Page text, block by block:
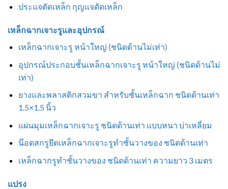
ประแจดัดเหล็ก กุญแจดัดเหล็ก
เหล็กฉากเจาะรูและอุปกรณ์
เหล็กฉากเจาะรู หน้าใหญ่ (ชนิดด้านไม่เท่า)
อุปกรณ์ประกอบชั้นเหล็กฉากเจาะรู หน้าใหญ่ (ชนิดด้านไม่
เท่า)
ยางและพลาสติกสวมขา สำหรับชั้นเหล็กฉาก ชนิดด้านเท่า
1.5×1.5 นิ้ว
แผ่นมุมเหล็กฉากเจาะรู ชนิดด้านเท่า แบบหนา บ่าเหลี่ยม
น๊อตสกรูยึดเหล็กฉากเจาะรูทำชั้นวางของ ชนิดด้านเท่า
เหล็กฉากรูทำชั้นวางของ ชนิดด้านเท่า ความยาว 3 เมตร
แปรง